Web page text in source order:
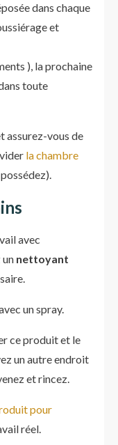
dans chaque
et
), la prochaine
toute
assurez-vous de
la chambre
avec
nettoyant
un spray.
ce produit et le
un autre endroit
et rincez.
pour
réel.